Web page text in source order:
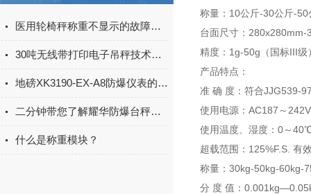
医用轮椅秤称重不显示的故障解决方法
30吨无线带打印电子吊秤技术指标
地磅XK3190-EX-A8防爆仪表的标定方法
二分钟带您了解耀华防爆台秤称重时数字乱跳的解决方法
什么是称重模块？
称量：10公斤-30公斤-
台面尺寸：
精度：1g-50g（国标III级
产品特点：
准 确 度：符合JJG539-
使用电源：AC187～
使用温度、湿度：0～
超载范围：125%F.S. 有
称量：30kg-50kg-60kg-
分 度 值：